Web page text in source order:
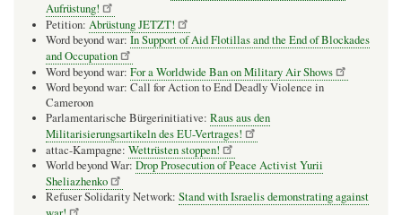
Aufrüstung!
Petition: Abrüstung JETZT!
Word beyond war: In Support of Aid Flotillas and the End of Blockades
and Occupation
Word beyond war: For a Worldwide Ban on Military Air Shows
Word beyond war: Call for Action to End Deadly Violence in
Cameroon
Parlamentarische Bürgerinitiative: Raus aus den
Militarisierungsartikeln des EU-Vertrages!
attac-Kampagne: Wettrüsten stoppen!
World beyond War: Drop Prosecution of Peace Activist Yurii
Sheliazhenko
Refuser Solidarity Network: Stand with Israelis demonstrating against